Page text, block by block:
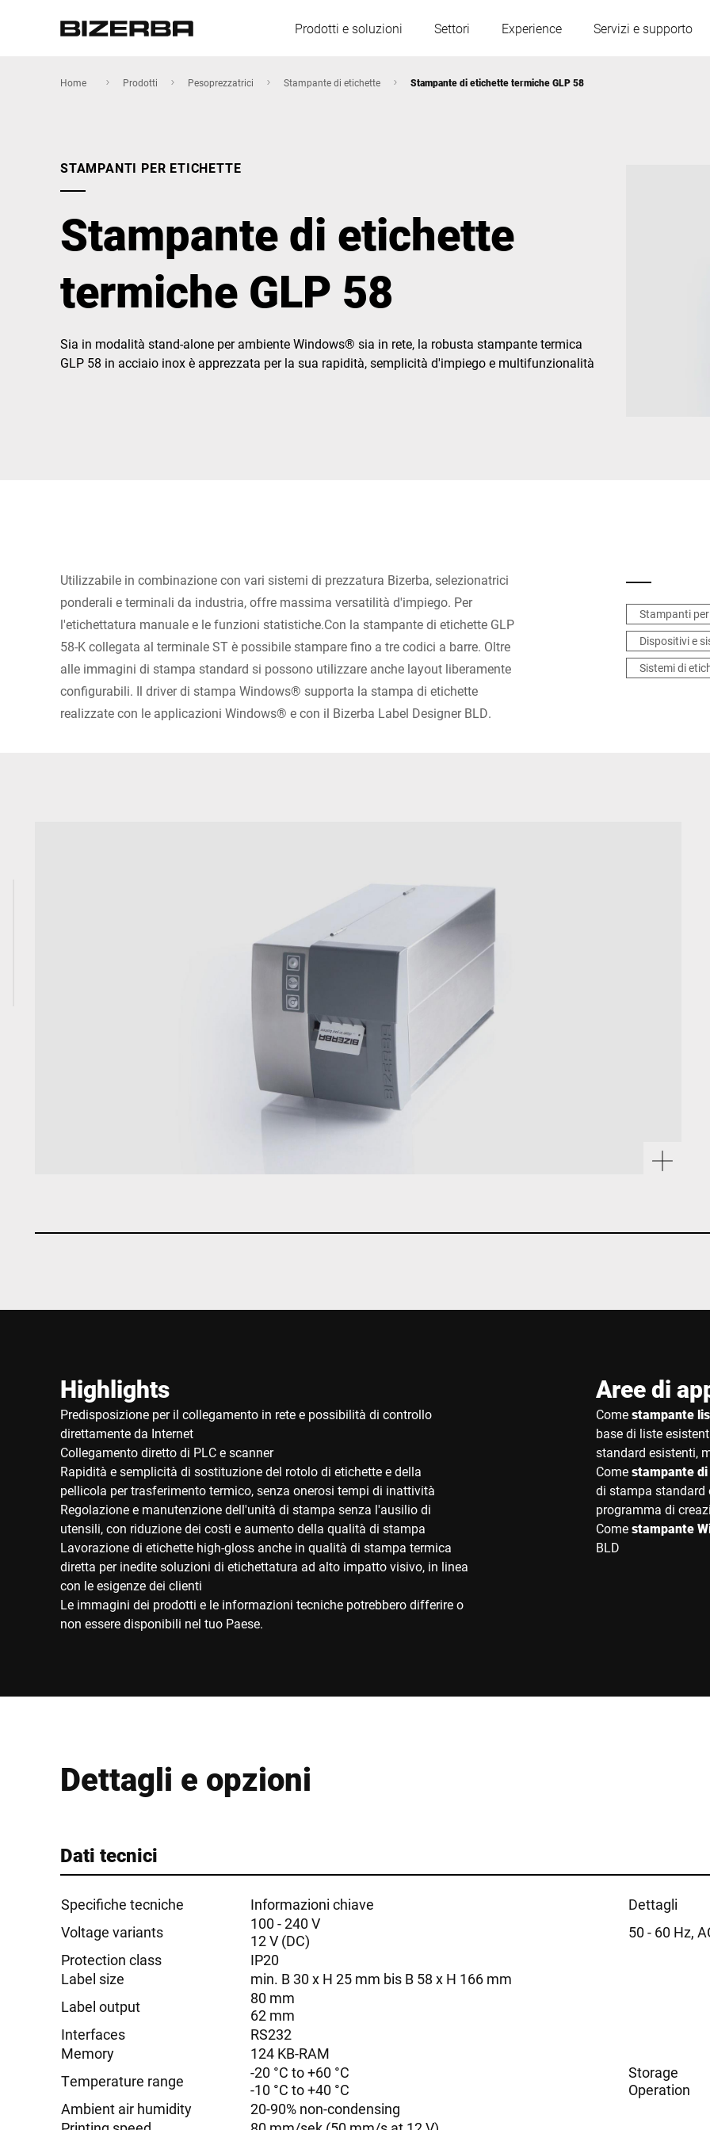
Prodotti e soluzioni Settori Experience Servizi e supporto
Ungheria
Polonia
America
Asia
Australia
Africa
Home Prodotti Pesoprezzatrici Stampante di etichette Stampante di etichette termiche GLP 58
STAMPANTI PER ETICHETTE
Stampante di etichette
termiche GLP 58
Sia in modalità stand-alone per ambiente Windows® sia in rete, la robusta stampante termica
GLP 58 in acciaio inox è apprezzata per la sua rapidità, semplicità d'impiego e multifunzionalità
Utilizzabile in combinazione con vari sistemi di prezzatura Bizerba, selezionatrici
ponderali e terminali da industria, offre massima versatilità d'impiego. Per
l'etichettatura manuale e le funzioni statistiche.Con la stampante di etichette GLP
58-K collegata al terminale ST è possibile stampare fino a tre codici a barre. Oltre
alle immagini di stampa standard si possono utilizzare anche layout liberamente
configurabili. Il driver di stampa Windows® supporta la stampa di etichette
realizzate con le applicazioni Windows® e con il Bizerba Label Designer BLD.
Stampanti
Dispositivi e
Sistemi di
Highlights
Predisposizione per il collegamento in rete e possibilità di controllo
direttamente da Internet
Collegamento diretto di PLC e scanner
Rapidità e semplicità di sostituzione del rotolo di etichette e della
pellicola per trasferimento termico, senza onerosi tempi di inattività
Regolazione e manutenzione dell'unità di stampa senza l'ausilio di
utensili, con riduzione dei costi e aumento della qualità di stampa
Lavorazione di etichette high-gloss anche in qualità di stampa termica
diretta per inedite soluzioni di etichettatura ad alto impatto visivo, in linea
con le esigenze dei clienti
Le immagini dei prodotti e le informazioni tecniche potrebbero differire o
non essere disponibili nel tuo Paese.
Aree di
Comestampante
base di liste
standard esistenti,
Comestampante
di stampa standard
programma di
Comestampante
BLD
Dettagli e opzioni
Dati tecnici
Specifiche tecniche Informazioni chiave
Dettagli
Voltage variants
100 - 240 V
12 V (DC)
50 - 60 Hz,
Protection class
IP20
Label size
min. B 30 x H 25 mm bis B 58 x H 166 mm
Label output
80 mm
62 mm
Interfaces
RS232
Memory
124 KB-RAM
Temperature range
-20 °C to +60 °C
-10 °C to +40 °C
Storage
Operation
Ambient air humidity
20-90% non-condensing